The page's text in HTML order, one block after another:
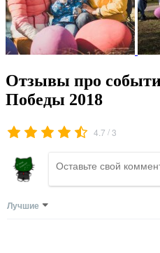
Отзывы про
Победы 2018
4.7 /3
Лучшие